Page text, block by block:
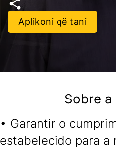
Aplikoni që tani
Sobre
• Garantir o
estabelecido para a